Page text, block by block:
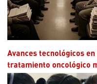
Avances tecnológicos en radioterapia hacen el
tratamiento oncológico